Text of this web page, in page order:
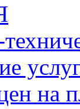
на